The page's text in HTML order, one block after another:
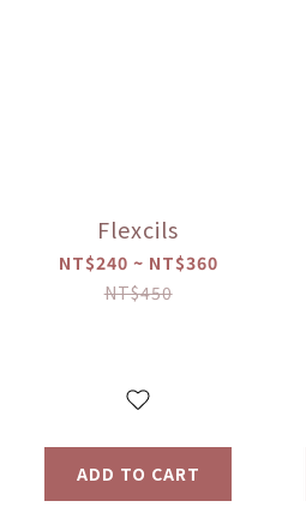
Flexcils
NT$240 ~ NT$360
NT$450
ADD TO CART